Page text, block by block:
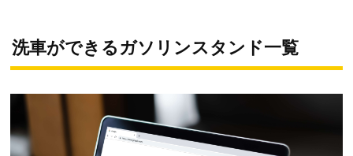
洗車ができるガソリンスタンド一覧